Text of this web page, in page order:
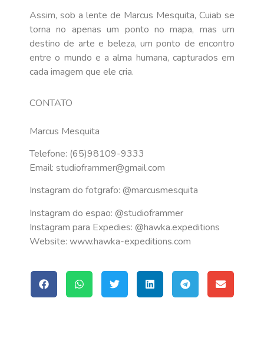
Assim, sob a lente de Marcus Mesquita, Cuiab se
torna no apenas um ponto no mapa, mas um
destino de arte e beleza, um ponto de encontro
entre o mundo e a alma humana, capturados em
cada imagem que ele cria.
CONTATO
Marcus Mesquita
Telefone: (65)98109-9333
Email: studioframmer@gmail.com
Instagram do fotgrafo: @marcusmesquita
Instagram do espao: @studioframmer
Instagram para Expedies: @hawka.expeditions
Website: www.hawka-expeditions.com